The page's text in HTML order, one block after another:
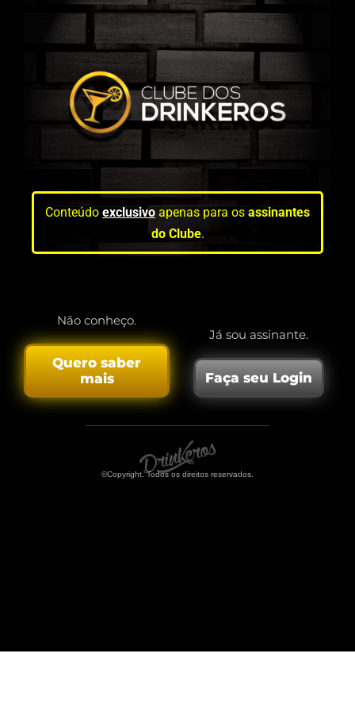
Conteúdo exclusivo apenas para os assinantes
do Clube.
Não conheço.
Quero saber
mais
Já sou assinante.
Faça seu Login
©Copyright. Todos os direitos reservados.